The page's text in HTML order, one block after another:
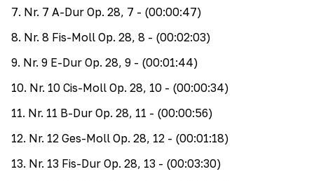
7. Nr. 7 A-Dur Op. 28, 7 - (00:00:47)
8. Nr. 8 Fis-Moll Op. 28, 8 - (00:02:03)
9. Nr. 9 E-Dur Op. 28, 9 - (00:01:44)
10. Nr. 10 Cis-Moll Op. 28, 10 - (00:00:34)
11. Nr. 11 B-Dur Op. 28, 11 - (00:00:56)
12. Nr. 12 Ges-Moll Op. 28, 12 - (00:01:18)
13. Nr. 13 Fis-Dur Op. 28, 13 - (00:03:30)